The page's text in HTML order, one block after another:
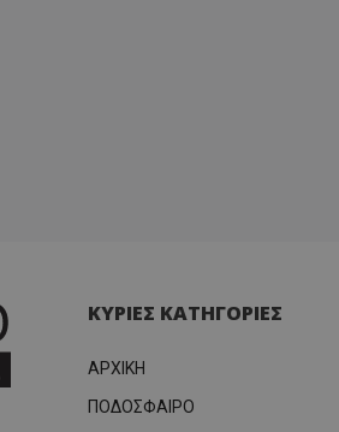
ΚΥΡΙΕΣ ΚΑΤΗΓΟΡΙΕΣ
ΑΡΧΙΚΗ
ΠΟΔΟΣΦΑΙΡΟ